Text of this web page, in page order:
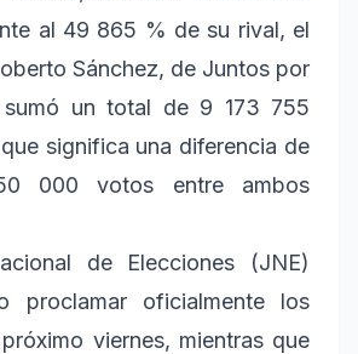
al 49 865 % de su rival, el
Sánchez, de Juntos por
un total de 9 173 755
significa una diferencia de
000 votos entre ambos
de Elecciones (JNE)
proclamar oficialmente los
viernes, mientras que